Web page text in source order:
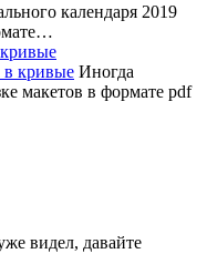
календаря 2019
Иногда
макетов в формате pdf
видел, давайте